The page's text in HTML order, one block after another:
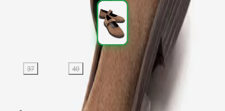
37 40
SEPETE EKLE